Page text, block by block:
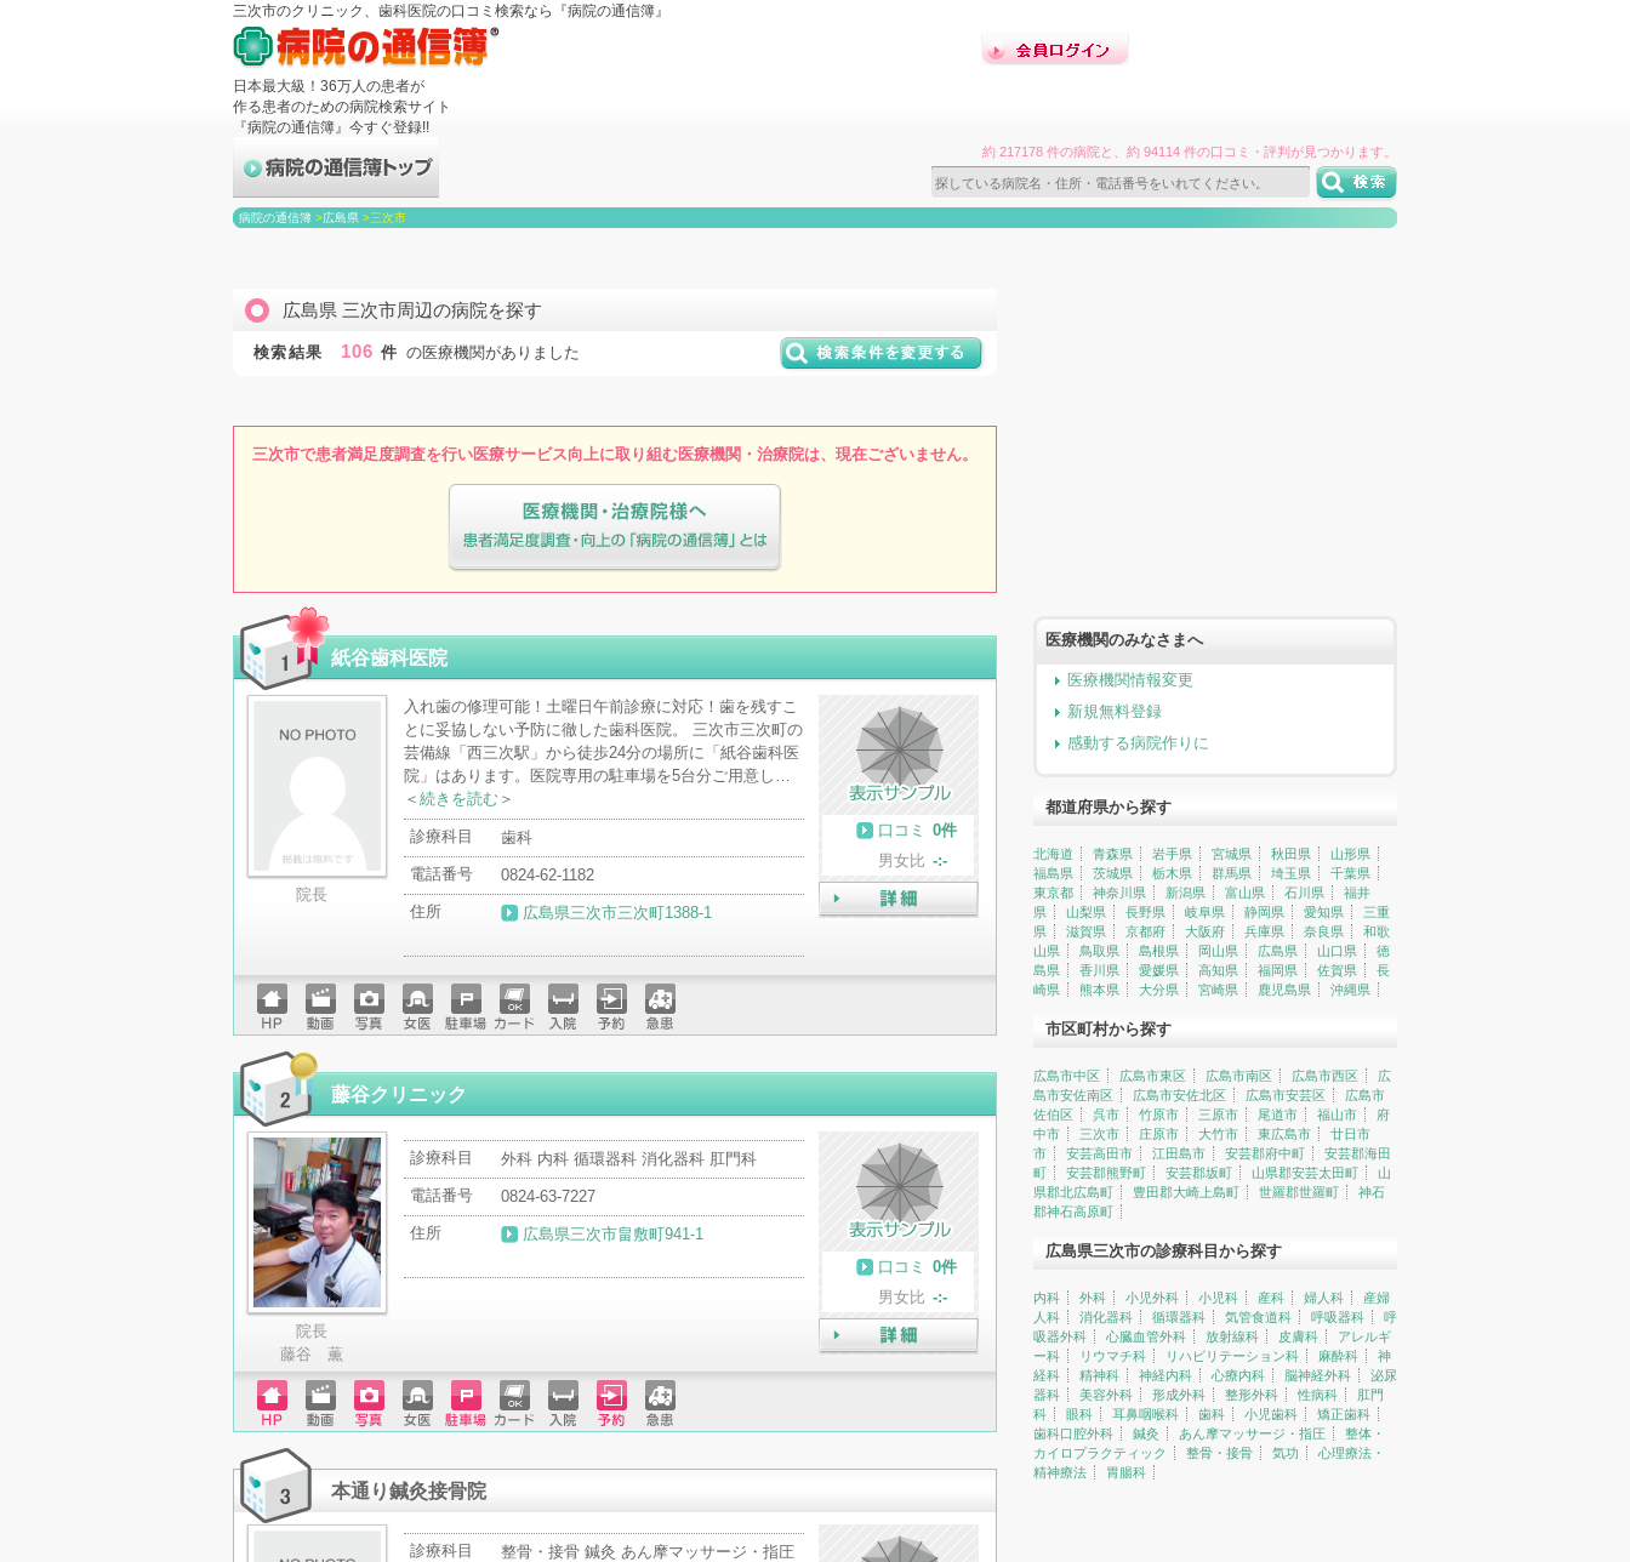
三次市のクリニック、歯科医院の口コミ検索なら『病院の通信簿』
日本最大級！36万人の患者が
作る患者のための病院検索サイト
『病院の通信簿』今すぐ登録!!
約 217178 件の病院と、約 94114 件の口コミ・評判が見つかります。
病院の通信簿 >広島県 >三次市
広島県 三次市周辺の病院を探す
検索結果 106 件 の医療機関がありました
三次市で患者満足度調査を行い医療サービス向上に取り組む医療機関・治療院は、現在ございません。
紙谷歯科医院
院長
入れ歯の修理可能！土曜日午前診療に対応！歯を残すこ
とに妥協しない予防に徹した歯科医院。 三次市三次町の
芸備線「西三次駅」から徒歩24分の場所に「紙谷歯科医
院」はあります。医院専用の駐車場を5台分ご用意し…
＜ 続きを読む ＞
診療科目
歯科
電話番号
0824-62-1182
住所
広島県三次市三次町1388-1
口コミ
0件
男女比 -:-
ホーム
ページ
動画 写真 女医 駐車場クレジ
ード
入院 予約 急患
藤谷クリニック
院長
藤谷 薫
診療科目
外科 内科 循環器科 消化器科 肛門科
電話番号
0824-63-7227
住所
広島県三次市畠敷町941-1
口コミ
0件
男女比 -:-
ホーム
ページ
動画 写真 女医 駐車場クレジ入院 予約 急患
本通り鍼灸接骨院
診療科目
整骨・接骨 鍼灸 あん摩マッサージ・指圧
医療機関のみなさまへ
医療機関情報変更
新規無料登録
感動する病院作りに
都道府県から探す
北海道 青森県 岩手県 宮城県 秋田県
山形県
福島県
茨城県 栃木県 群馬県 埼玉県
千葉県
東京都
神奈川県 新潟県 富山県 石川県
福井
県
山梨県 長野県 岐阜県 静岡県 愛知県
三重
県
滋賀県 京都府 大阪府 兵庫県 奈良県
和歌
山県
鳥取県 島根県 岡山県 広島県 山口県
徳
島県
香川県 愛媛県 高知県 福岡県 佐賀県
長
崎県
熊本県 大分県 宮崎県 鹿児島県 沖縄県
市区町村から探す
広島市中区 広島市東区 広島市南区 広島市西区
広
島市安佐南区
広島市安佐北区 広島市安芸区
広島市
佐伯区
呉市 竹原市 三原市 尾道市 福山市
府
中市
三次市 庄原市 大竹市 東広島市
廿日市
市
安芸高田市 江田島市 安芸郡府中町
安芸郡海田
町
安芸郡熊野町 安芸郡坂町 山県郡安芸太田町
山
県郡北広島町
豊田郡大崎上島町 世羅郡世羅町
神石
郡神石高原町
広島県三次市の診療科目から探す
内科 外科 小児外科 小児科 産科 婦人科
産婦
人科
消化器科 循環器科 気管食道科 呼吸器科
呼
吸器外科
心臓血管外科 放射線科 皮膚科
アレルギ
ー科
リウマチ科 リハビリテーション科 麻酔科
神
経科
精神科 神経内科 心療内科 脳神経外科
泌尿
器科
美容外科 形成外科 整形外科 性病科
肛門
科
眼科 耳鼻咽喉科 歯科 小児歯科
矯正歯科
歯科口腔外科
鍼灸 あん摩マッサージ・指圧
整体・
カイロプラクティック
整骨・接骨 気功
心理療法・
精神療法
胃腸科